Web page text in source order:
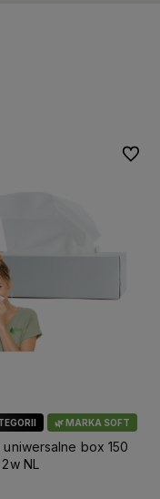
🌿 MARKA SOFT
box 150
NL
Do